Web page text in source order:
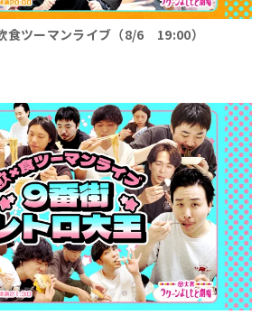
食ツーマンライブ（8/6 19:00）